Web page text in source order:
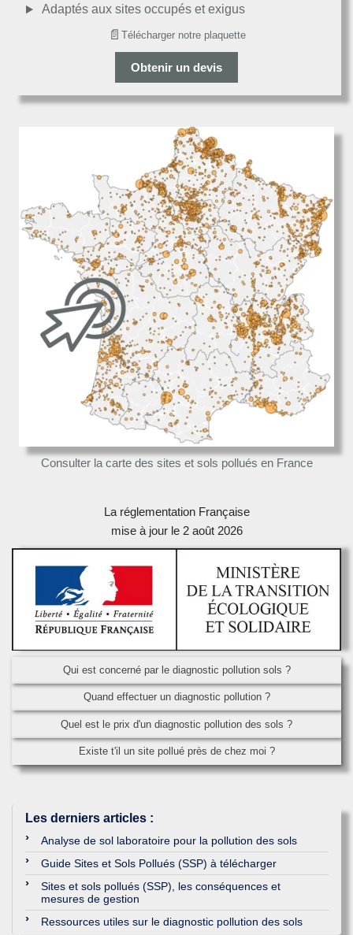
Adaptés aux sites occupés et exigus
📄 Télécharger notre plaquette
Obtenir un devis
Consulter la carte des sites et sols pollués en France
La réglementation Française
mise à jour le 2 août 2026
Qui est concerné par le diagnostic pollution sols ?
Quand effectuer un diagnostic pollution ?
Quel est le prix d'un diagnostic pollution des sols ?
Existe t'il un site pollué près de chez moi ?
Les derniers articles :
Analyse de sol laboratoire pour la pollution des sols
Guide Sites et Sols Pollués (SSP) à télécharger
Sites et sols pollués (SSP), les conséquences et
mesures de gestion
Ressources utiles sur le diagnostic pollution des sols